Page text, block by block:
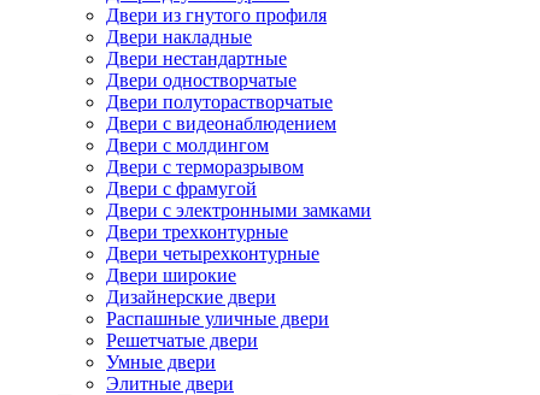
Двери из гнутого профиля
Двери накладные
Двери нестандартные
Двери одностворчатые
Двери полуторастворчатые
Двери с видеонаблюдением
Двери с молдингом
Двери с терморазрывом
Двери с фрамугой
Двери с электронными замками
Двери трехконтурные
Двери четырехконтурные
Двери широкие
Дизайнерские двери
Распашные уличные двери
Решетчатые двери
Умные двери
Элитные двери